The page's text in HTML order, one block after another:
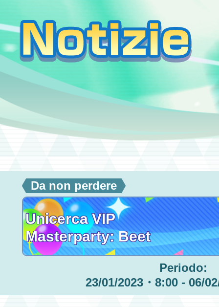
Da non perdere
Unicerca VIP
Masterparty: Beet
Periodo:
23/01/2023・8:00 - 06/